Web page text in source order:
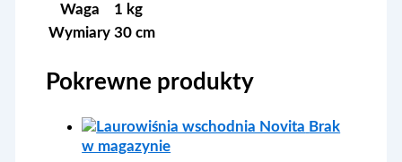
Waga
1 kg
Wymiary 30 cm
Pokrewne produkty
Brak
w magazynie